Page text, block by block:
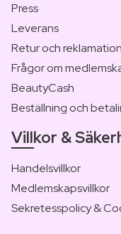
Press
Leverans
Retur och reklamation
Frågor om
BeautyCash
Beställning och
Villkor &
Handelsvillkor
Medlemskapsvillkor
Sekretesspolicy &